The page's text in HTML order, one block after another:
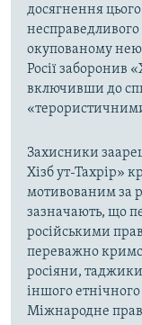
досягнення
несправедливого
окупованому нею
Росії заборонив
включивши до
Захисники
Хізб ут-Тахрір»
мотивованим за
зазначають, що
російськими
переважно
росіяни,
іншого
Міжнародне